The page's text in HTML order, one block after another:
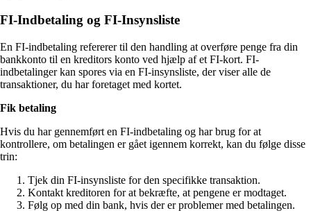
FI-Indbetaling og FI-Insynsliste
En FI-indbetaling refererer til den handling at overføre penge fra din
bankkonto til en kreditors konto ved hjælp af et FI-kort. FI-
indbetalinger kan spores via en FI-insynsliste, der viser alle de
transaktioner, du har foretaget med kortet.
Fik betaling
Hvis du har gennemført en FI-indbetaling og har brug for at
kontrollere, om betalingen er gået igennem korrekt, kan du følge disse
trin:
Tjek din FI-insynsliste for den specifikke transaktion.
Kontakt kreditoren for at bekræfte, at pengene er modtaget.
Følg op med din bank, hvis der er problemer med betalingen.